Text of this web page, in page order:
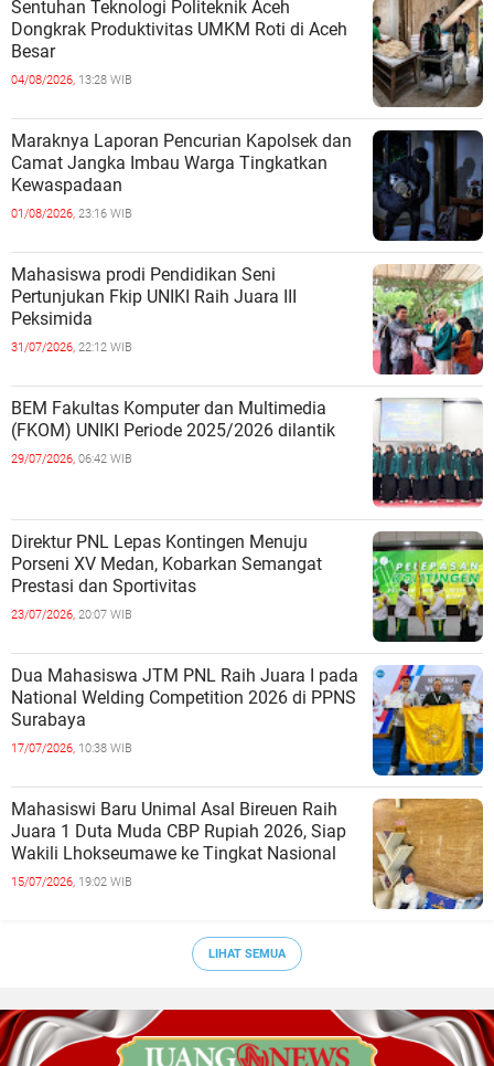
Sentuhan Teknologi Politeknik Aceh
Dongkrak Produktivitas UMKM Roti di Aceh
Besar
04/08/2026, 13:28 WIB
Maraknya Laporan Pencurian Kapolsek dan
Camat Jangka Imbau Warga Tingkatkan
Kewaspadaan
01/08/2026, 23:16 WIB
Mahasiswa prodi Pendidikan Seni
Pertunjukan Fkip UNIKI Raih Juara III
Peksimida
31/07/2026, 22:12 WIB
BEM Fakultas Komputer dan Multimedia
(FKOM) UNIKI Periode 2025/2026 dilantik
29/07/2026, 06:42 WIB
Direktur PNL Lepas Kontingen Menuju
Porseni XV Medan, Kobarkan Semangat
Prestasi dan Sportivitas
23/07/2026, 20:07 WIB
Dua Mahasiswa JTM PNL Raih Juara I pada
National Welding Competition 2026 di PPNS
Surabaya
17/07/2026, 10:38 WIB
Mahasiswi Baru Unimal Asal Bireuen Raih
Juara 1 Duta Muda CBP Rupiah 2026, Siap
Wakili Lhokseumawe ke Tingkat Nasional
15/07/2026, 19:02 WIB
LIHAT SEMUA